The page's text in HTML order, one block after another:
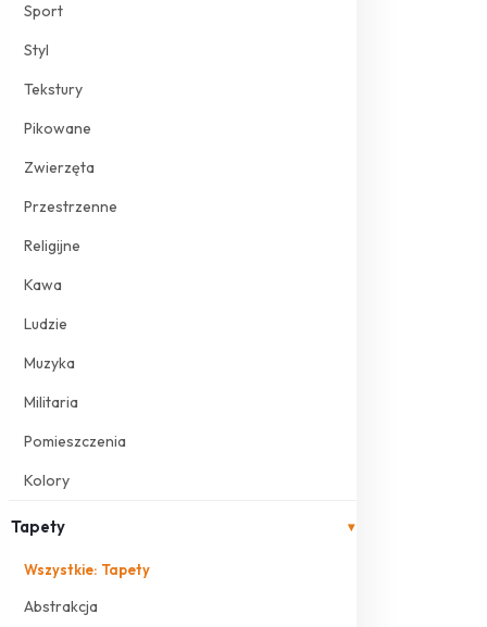
Sport
Styl
Tekstury
Pikowane
Zwierzęta
Przestrzenne
Religijne
Kawa
Ludzie
Muzyka
Militaria
Pomieszczenia
Kolory
Tapety ▾
Wszystkie: Tapety
Abstrakcja